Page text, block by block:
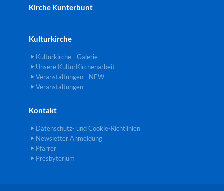
Kirche Kunterbunt
Kulturkirche
Kulturkirche - Galerie
Unsere KulturKirchenarbeit
Veranstaltungen - NEW
Veranstaltungen
Kontakt
Datenschutz- und Cookie-Richtlinien
Newsletter Anmeldung
Pfarrer
Presbyterium